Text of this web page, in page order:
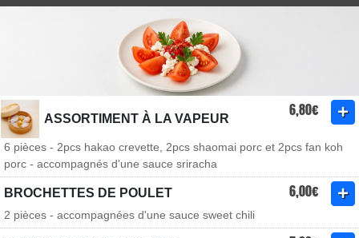
ASSORTIMENT À LA VAPEUR 6,80€
6 pièces - 2pcs hakao crevette, 2pcs shaomai porc et 2pcs fan koh
porc - accompagnés d'une sauce sriracha
BROCHETTES DE POULET 6,00€
2 pièces - accompagnées d'une sauce sweet chili